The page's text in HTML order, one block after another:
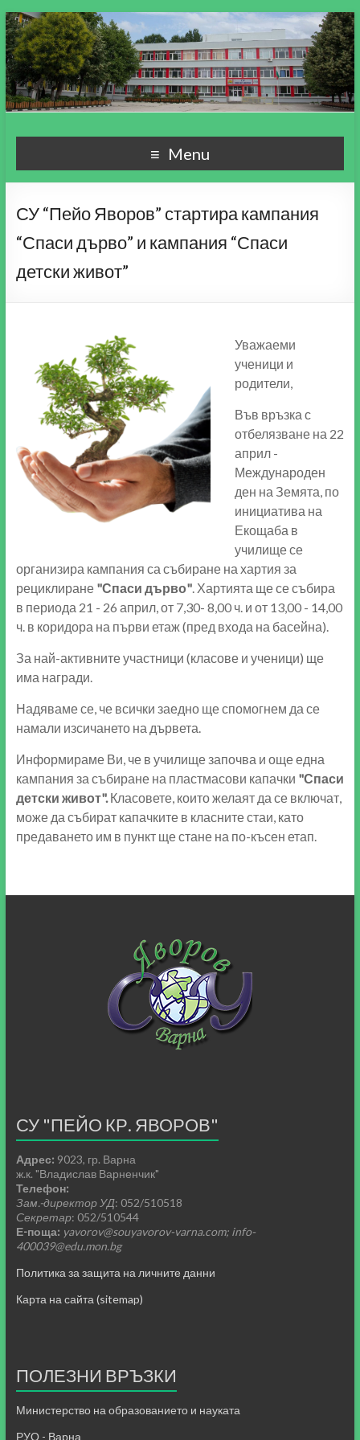
СУ "Пейо Кр. Яворов"
гр. Варна
Училище, мой свят чудесен!
Menu
СУ “Пейо Яворов” стартира кампания
“Спаси дърво” и кампания “Спаси
детски живот”
Уважаеми
ученици и
родители,
Във връзка с
отбелязване на 22
април -
Международен
ден на Земята, по
инициатива на
Екощаба в
училище се
организира кампания са събиране на хартия за
рециклиране "Спаси дърво". Хартията ще се събира
в периода 21 - 26 април, от 7,30- 8,00 ч. и от 13,00 - 14,00
ч. в коридора на първи етаж (пред входа на басейна).
За най-активните участници (класове и ученици) ще
има награди.
Надяваме се, че всички заедно ще спомогнем да се
намали изсичането на дървета.
Информираме Ви, че в училище започва и още една
кампания за събиране на пластмасови капачки "Спаси
детски живот".Класовете, които желаят да се включат,
може да събират капачките в класните стаи, като
предаването им в пункт ще стане на по-късен етап.
СУ "ПЕЙО КР. ЯВОРОВ"
Адрес: 9023, гр. Варна
ж.к. "Владислав Варненчик"
Телефон:
Зам.-директор УД: 052/510518
Секретар: 052/510544
Е-поща: yavorov@souyavorov-varna.com; info-
400039@edu.mon.bg
Политика за защита на личните данни
Карта на сайта (sitemap)
ПОЛЕЗНИ ВРЪЗКИ
Министерство на образованието и науката
РУО - Варна